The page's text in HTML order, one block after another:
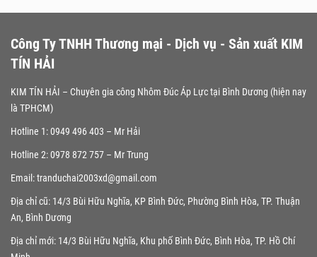
Công Ty TNHH Thương mại - Dịch vụ - Sản xuất KIM
TÍN HẢI
KIM TÍN HẢI – Chuyên gia công Nhôm Đúc Áp Lực tại Bình Dương (hiện nay
là TPHCM)
Hotline 1: 0949 496 403 – Mr Hải
Hotline 2: 0978 872 757 – Mr Trung
Email: tranduchai2003xd@gmail.com
Địa chỉ cũ: 14/3 Bùi Hữu Nghĩa, KP Bình Đức, Phường Bình Hòa, TP. Thuận
An, Bình Dương
Địa chỉ mới: 14/3 Bùi Hữu Nghĩa, Khu phố Bình Đức, Bình Hòa, TP. Hồ Chí